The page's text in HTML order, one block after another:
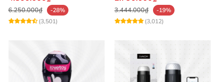
6.250.000₫
-28%
(3,501)
3.444.000₫
-19%
(3,012)